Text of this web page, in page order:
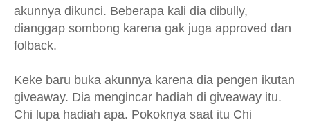
akunnya dikunci. Beberapa kali dia dibully,
dianggap sombong karena gak juga approved dan
folback.
Keke baru buka akunnya karena dia pengen ikutan
giveaway. Dia mengincar hadiah di giveaway itu.
Chi lupa hadiah apa. Pokoknya saat itu Chi